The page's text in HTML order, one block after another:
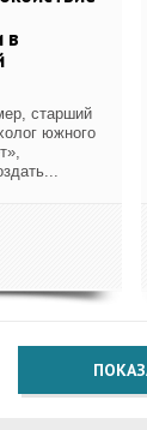
в
старший
южного